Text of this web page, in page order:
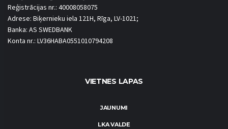
Reģistrācijas nr.: 40008058075
Adrese: Biķernieku iela 121H, Rīga, LV-1021;
Banka: AS SWEDBANK
Konta nr.: LV36HABA0551010794208
VIETNES LAPAS
JAUNUMI
LKA VALDE